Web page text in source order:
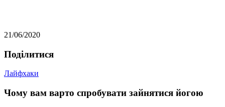
21/06/2020
Подiлитися
Лайфхаки
Чому вам варто спробувати зайнятися йогою